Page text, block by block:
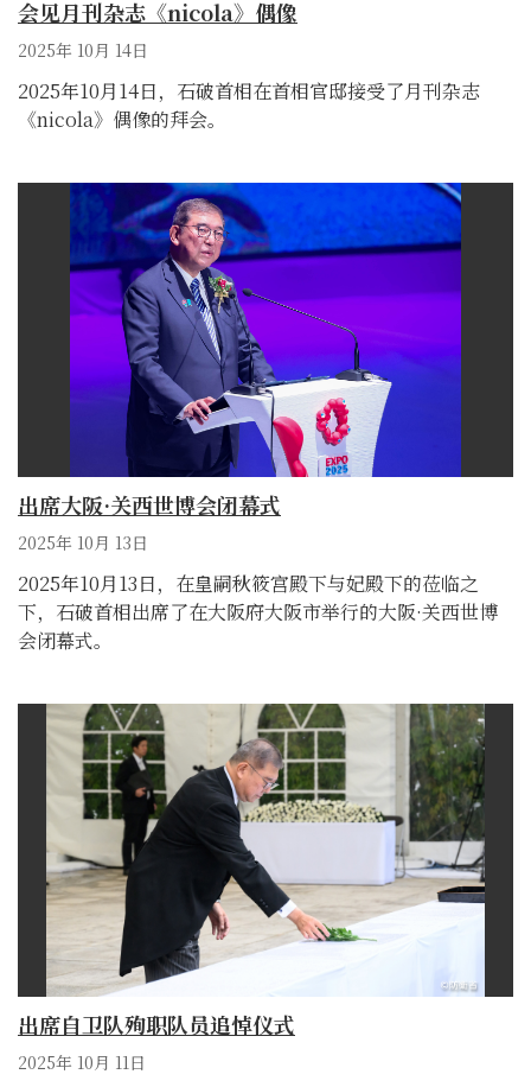
会见月刊杂志《nicola》偶像
2025年 10月 14日
2025年10月14日，石破首相在首相官邸接受了月刊杂志
《nicola》偶像的拜会。
出席大阪·关西世博会闭幕式
2025年 10月 13日
2025年10月13日，在皇嗣秋筱宫殿下与妃殿下的莅临之
下，石破首相出席了在大阪府大阪市举行的大阪·关西世博
会闭幕式。
出席自卫队殉职队员追悼仪式
2025年 10月 11日